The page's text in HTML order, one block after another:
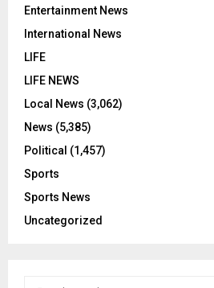
Entertainment News
International News
LIFE
LIFE NEWS
Local News (3,062)
News (5,385)
Political (1,457)
Sports
Sports News
Uncategorized